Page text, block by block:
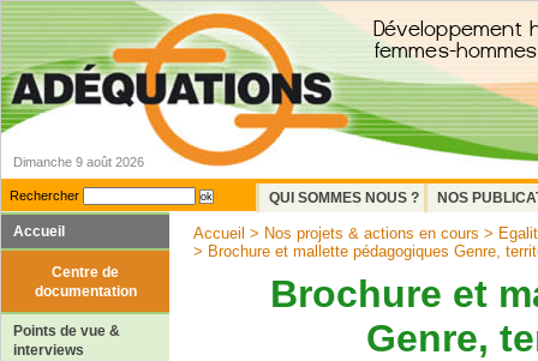
Dimanche 9 août 2026
Rechercher QUI SOMMES NOUS ?
NOS
Accueil
Centre de
documentation
Points de vue &
interviews
Accueil > Nos projets & actions en cours >
> Brochure et mallette pédagogiques Genre,
Brochure et
Genre,